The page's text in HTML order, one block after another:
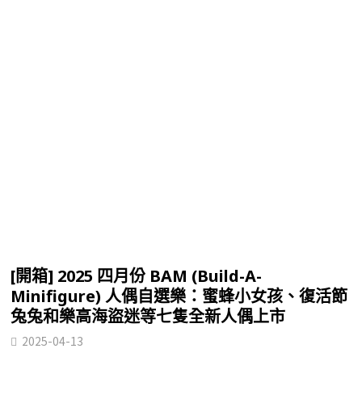
[開箱] 2025 四月份 BAM (Build-A-
Minifigure) 人偶自選樂：蜜蜂小女孩、復活節
兔兔和樂高海盜迷等七隻全新人偶上市
2025-04-13